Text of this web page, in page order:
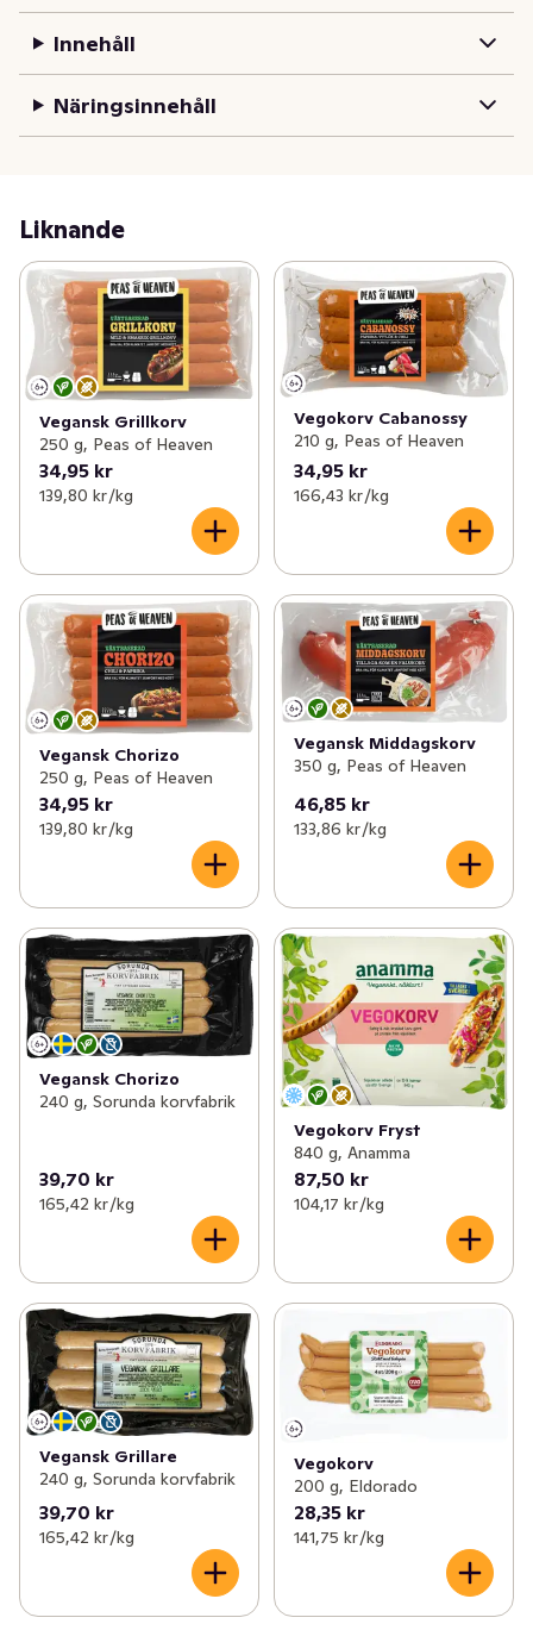
Innehåll
Näringsinnehåll
Liknande
Vegansk Grillkorv
250 g, Peas of Heaven
34,95 kr
139,80 kr /kg
Vegokorv Cabanossy
210 g, Peas of Heaven
34,95 kr
166,43 kr /kg
Vegansk Chorizo
250 g, Peas of Heaven
34,95 kr
139,80 kr /kg
Vegansk Middagskorv
350 g, Peas of Heaven
46,85 kr
133,86 kr /kg
Vegansk Chorizo
240 g, Sorunda korvfabrik
39,70 kr
165,42 kr /kg
Vegokorv Fryst
840 g, Anamma
87,50 kr
104,17 kr /kg
Vegansk Grillare
240 g, Sorunda korvfabrik
39,70 kr
165,42 kr /kg
Vegokorv
200 g, Eldorado
28,35 kr
141,75 kr /kg